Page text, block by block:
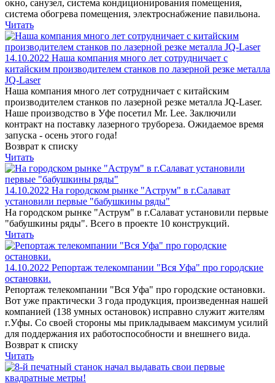
окно, санузел, система кондиционирования помещения,
система обогрева помещения, электроснабжение павильона.
Читать
14.10.2022 Наша компания много лет сотрудничает с
китайским производителем станков по лазерной резке металла
JQ-Laser
Наша компания много лет сотрудничает с китайским
производителем станков по лазерной резке металла JQ-Laser.
Наше производство в Уфе посетил Mr. Lee. Заключили
контракт на поставку лазерного трубореза. Ожидаемое время
запуска - осень этого года!
Возврат к списку
Читать
14.10.2022 На городском рынке "Аструм" в г.Салават
установили первые "бабушкины ряды"
На городском рынке "Аструм" в г.Салават установили первые
"бабушкины ряды". Всего в проекте 10 конструкций.
Читать
14.10.2022 Репортаж телекомпании "Вся Уфа" про городские
остановки.
Репортаж телекомпании "Вся Уфа" про городские остановки.
Вот уже практически 3 года продукция, произведенная нашей
компанией (138 умных остановок) исправно служит жителям
г.Уфы. Со своей стороны мы прикладываем максимум усилий
для поддержания их работоспособности и внешнего вида.
Возврат к списку
Читать